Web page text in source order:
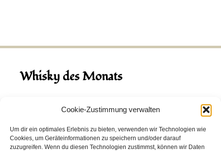
Cookie-Zustimmung verwalten
Um dir ein optimales Erlebnis zu bieten, verwenden wir Technologien wie
Cookies, um Geräteinformationen zu speichern und/oder darauf
zuzugreifen. Wenn du diesen Technologien zustimmst, können wir Daten
Whisky des Monats
August 2026
Hinch Double Wood
Destillerie:Hinch(Irland)